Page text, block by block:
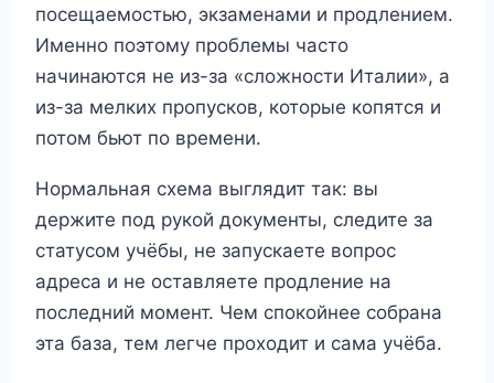
посещаемостью, экзаменами и продлением.
Именно поэтому проблемы часто
начинаются не из-за «сложности Италии», а
из-за мелких пропусков, которые копятся и
потом бьют по времени.
Нормальная схема выглядит так: вы
держите под рукой документы, следите за
статусом учёбы, не запускаете вопрос
адреса и не оставляете продление на
последний момент. Чем спокойнее собрана
эта база, тем легче проходит и сама учёба.